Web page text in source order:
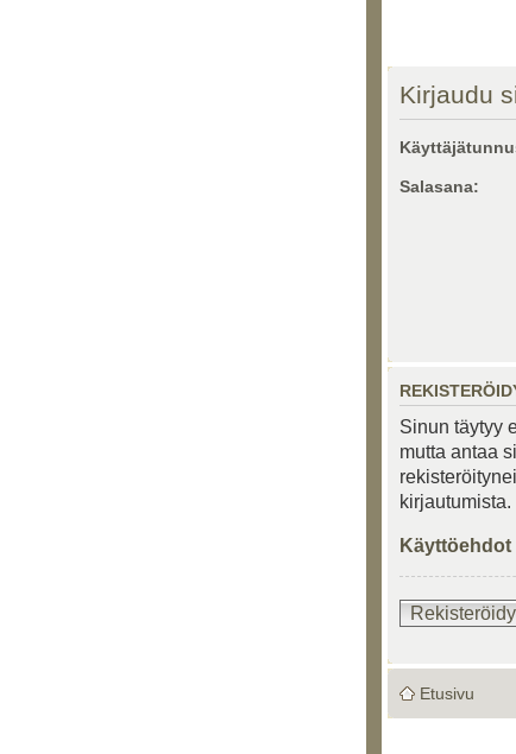
Kirjaudu
Salasana:
Sinun täytyy
mutta antaa
Käyttöehdot
Rekisteröidy
Etusivu